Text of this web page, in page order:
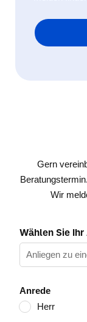
Gern
Wir
Wählen Sie
Anrede
Herr